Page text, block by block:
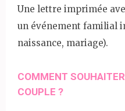
Une lettre imprimée
un événement familial
naissance, mariage).
COMMENT
COUPLE ?